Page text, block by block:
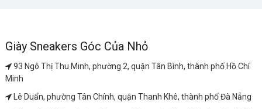
Giày Sneakers Góc Của Nhỏ
93 Ngô Thị Thu Minh, phường 2, quận Tân Bình, thành phố Hồ Chí
Minh
Lê Duẩn, phường Tân Chính, quận Thanh Khê, thành phố Đà Nẵng